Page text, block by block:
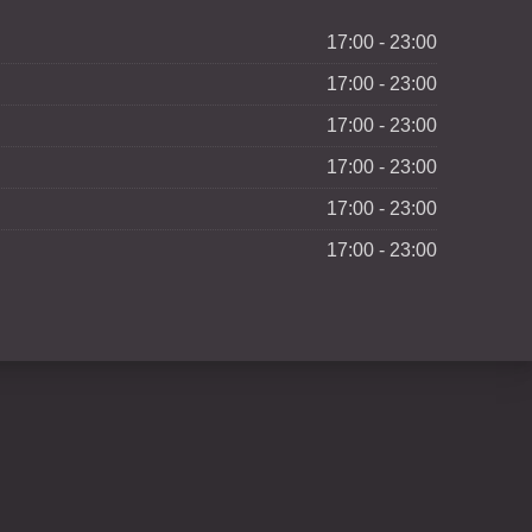
17:00 - 23:00
17:00 - 23:00
17:00 - 23:00
17:00 - 23:00
17:00 - 23:00
17:00 - 23:00